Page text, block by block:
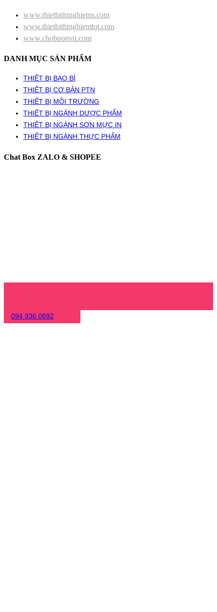
www.thietbithinghiems.com
www.thietbithinghiemtot.com
www.chobuonvn.com
DANH MỤC SẢN PHẨM
THIẾT BỊ BAO BÌ
THIẾT BỊ CƠ BẢN PTN
THIẾT BỊ MÔI TRƯỜNG
THIẾT BỊ NGÀNH DƯỢC PHẨM
THIẾT BỊ NGÀNH SƠN MỰC IN
THIẾT BỊ NGÀNH THỰC PHẨM
Chat Box ZALO & SHOPEE
094 936 0692